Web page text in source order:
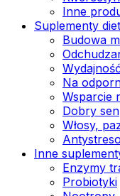
Inne
Suplementy
Budowa
Na
Wsparcie
Dobry sen
Włosy,
Inne
Enzymy
Probiotyki